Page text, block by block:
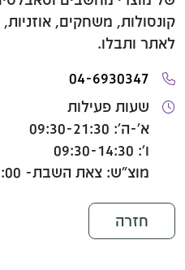
קונסולות, משחקים,
לאתר ותבלו.
04-6930347
שעות פעילות
א'-ה': 09:30-21:30
ו': 09:30-14:30
מוצ"ש: צאת השבת- 22:00
חזרה